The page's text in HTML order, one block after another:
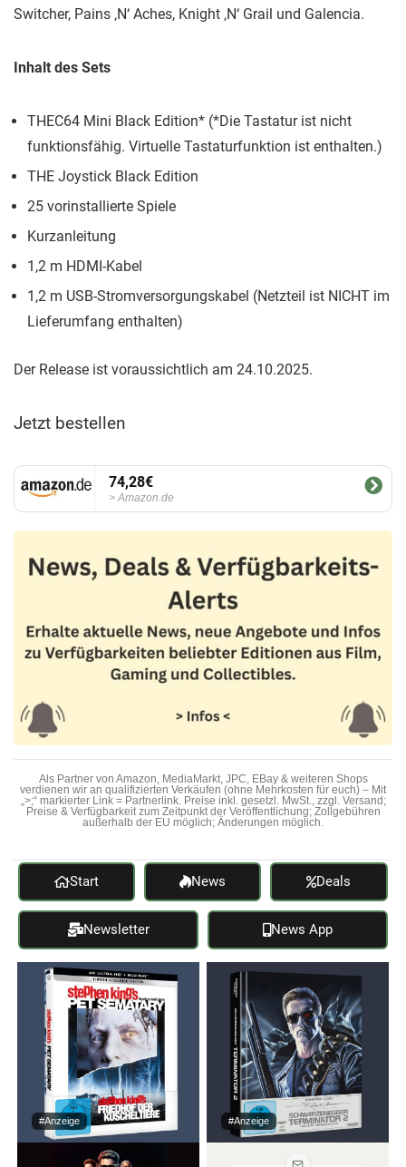
Switcher, Pains ‚N‘ Aches, Knight ‚N‘ Grail und Galencia.
Inhalt des Sets
THEC64 Mini Black Edition* (*Die Tastatur ist nicht
funktionsfähig. Virtuelle Tastaturfunktion ist enthalten.)
THE Joystick Black Edition
25 vorinstallierte Spiele
Kurzanleitung
1,2 m HDMI-Kabel
1,2 m USB-Stromversorgungskabel (Netzteil ist NICHT im
Lieferumfang enthalten)
Der Release ist voraussichtlich am 24.10.2025.
Jetzt bestellen
74,28€
Amazon.de
Als Partner von Amazon, MediaMarkt, JPC, EBay & weiteren Shops
verdienen wir an qualifizierten Verkäufen (ohne Mehrkosten für euch) – Mit
„>;“ markierter Link = Partnerlink. Preise inkl. gesetzl. MwSt., zzgl. Versand;
Preise & Verfügbarkeit zum Zeitpunkt der Veröffentlichung; Zollgebühren
außerhalb der EU möglich; Änderungen möglich.
Start News Deals
Newsletter News App
#Anzeige #Anzeige